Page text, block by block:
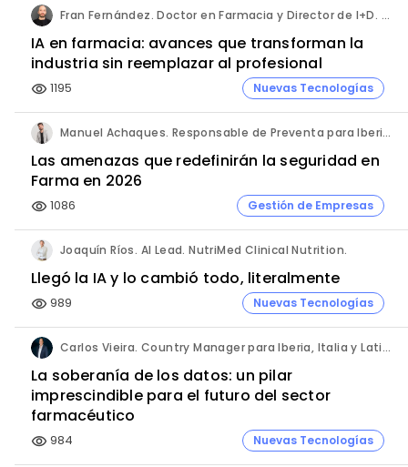
Fran Fernández. Doctor en Farmacia y Director de I+D. Labiana
IA en farmacia: avances que transforman la
industria sin reemplazar al profesional
visibility 1195 Nuevas Tecnologías
Manuel Achaques. Responsable de Preventa para Iberia, Italia y Latinoamérica. Hornetsecurity.
Las amenazas que redefinirán la seguridad en
Farma en 2026
visibility 1086 Gestión de Empresas
Joaquín Ríos. AI Lead. NutriMed Clinical Nutrition.
Llegó la IA y lo cambió todo, literalmente
visibility 989 Nuevas Tecnologías
Carlos Vieira. Country Manager para Iberia, Italia y Latinoamérica. Hornetsecurity.
La soberanía de los datos: un pilar
imprescindible para el futuro del sector
farmacéutico
visibility 984 Nuevas Tecnologías